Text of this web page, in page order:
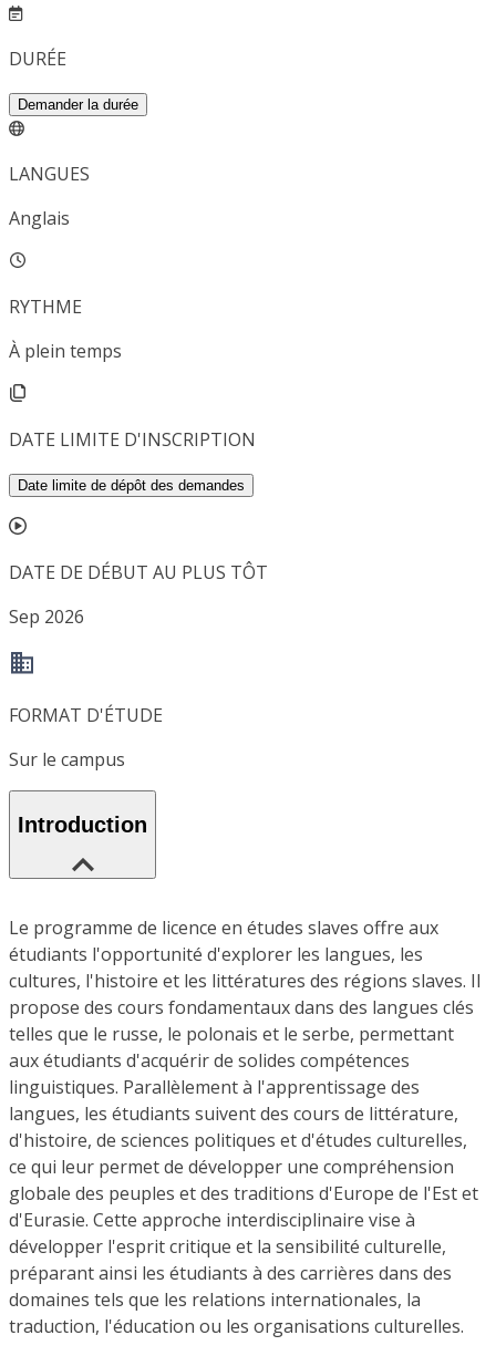
DURÉE
Demander la durée
LANGUES
Anglais
RYTHME
À plein temps
DATE LIMITE D'INSCRIPTION
Date limite de dépôt des demandes
DATE DE DÉBUT AU PLUS TÔT
Sep 2026
FORMAT D'ÉTUDE
Sur le campus
Introduction
Le programme de licence en études slaves offre aux
étudiants l'opportunité d'explorer les langues, les
cultures, l'histoire et les littératures des régions slaves. Il
propose des cours fondamentaux dans des langues clés
telles que le russe, le polonais et le serbe, permettant
aux étudiants d'acquérir de solides compétences
linguistiques. Parallèlement à l'apprentissage des
langues, les étudiants suivent des cours de littérature,
d'histoire, de sciences politiques et d'études culturelles,
ce qui leur permet de développer une compréhension
globale des peuples et des traditions d'Europe de l'Est et
d'Eurasie. Cette approche interdisciplinaire vise à
développer l'esprit critique et la sensibilité culturelle,
préparant ainsi les étudiants à des carrières dans des
domaines tels que les relations internationales, la
traduction, l'éducation ou les organisations culturelles.